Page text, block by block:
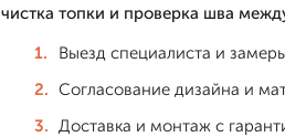
чистка топки и проверка шва
Выезд специалиста и
Согласование дизайна и
Доставка и монтаж с